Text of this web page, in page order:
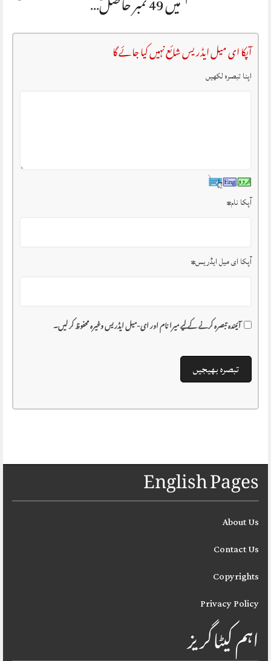
آپکا ای میل ایڈریس شائع نہیں کیا جائے گا
اپنا تبصرہ لکھیں
آپکا نام*
آپکا ای میل ایڈریس*
آئیندہ تبصرہ کرنے کے لیے میرا نام اور ای-میل ایڈریس وغیرہ محفوظ کر لیں۔
English Pages
About Us
Contact Us
Copyrights
Privacy Policy
اہم کیٹاگریز